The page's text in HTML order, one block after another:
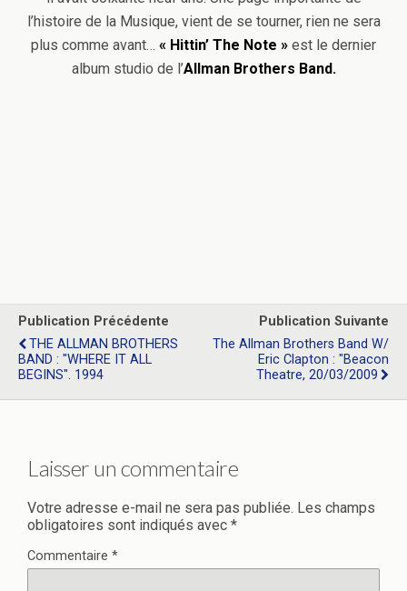
l’histoire de la Musique, vient de se tourner, rien ne sera
plus comme avant… « Hittin’ The Note » est le dernier
album studio de l’Allman Brothers Band.
Publication Précédente
THE ALLMAN BROTHERS
BAND : "WHERE IT ALL
BEGINS". 1994
Publication Suivante
The Allman Brothers Band W/
Eric Clapton : "Beacon
Theatre, 20/03/2009
Laisser un commentaire
Votre adresse e-mail ne sera pas publiée. Les champs
obligatoires sont indiqués avec *
Commentaire *